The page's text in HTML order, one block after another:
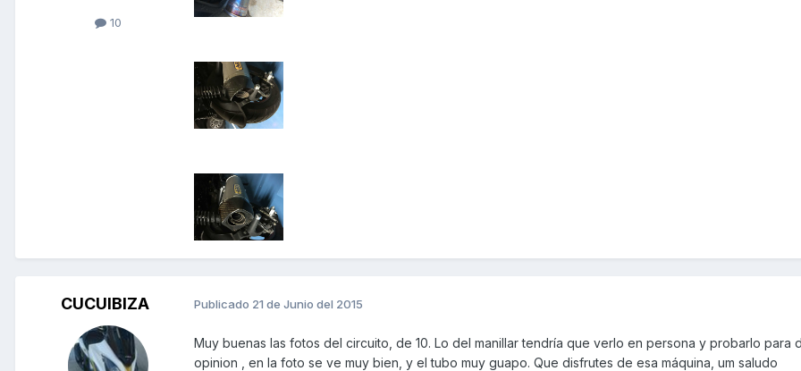
10
CUCUIBIZA Publicado 21 de Junio del 2015
Muy buenas las fotos del circuito, de 10. Lo del manillar tendría que verlo en persona y probarlo para
opinion , en la foto se ve muy bien, y el tubo muy guapo. Que disfrutes de esa máquina, um saludo